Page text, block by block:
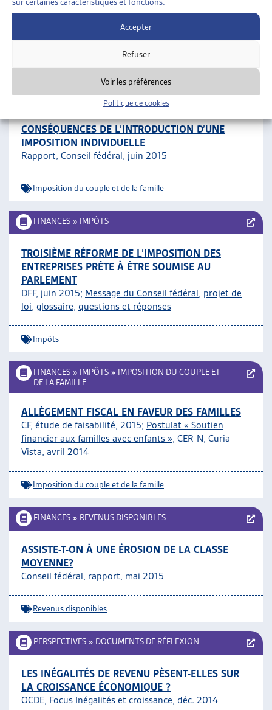
Accepter
Refuser
Voir les préférences
Politique de cookies
RÉGULARISATION
Canton de Neuchâtel, communiqué, janv. 2016
IMPOSITION DU COUPLE ET
CONSÉQUENCES DE L’INTRODUCTION D’UNE
IMPOSITION INDIVIDUELLE
Rapport, Conseil fédéral, juin 2015
Imposition du couple et de la famille
FINANCES » IMPÔTS
TROISIÈME RÉFORME DE L’IMPOSITION DES
ENTREPRISES PRÊTE À ÊTRE SOUMISE AU
PARLEMENT
DFF, juin 2015; Message du Conseil fédéral, projet de
loi, glossaire, questions et réponses
Impôts
FINANCES » IMPÔTS » IMPOSITION DU COUPLE ET
DE LA FAMILLE
ALLÈGEMENT FISCAL EN FAVEUR DES FAMILLES
CF, étude de faisabilité, 2015; Postulat « Soutien
financier aux familles avec enfants », CER-N, Curia
Vista, avril 2014
Imposition du couple et de la famille
FINANCES » REVENUS DISPONIBLES
ASSISTE-T-ON À UNE ÉROSION DE LA CLASSE
MOYENNE?
Conseil fédéral, rapport, mai 2015
Revenus disponibles
PERSPECTIVES » DOCUMENTS DE RÉFLEXION
LES INÉGALITÉS DE REVENU PÈSENT-ELLES SUR
LA CROISSANCE ÉCONOMIQUE ?
OCDE, Focus Inégalités et croissance, déc. 2014